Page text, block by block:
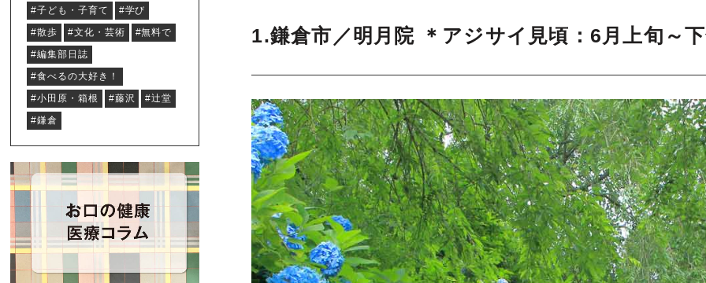
#子ども・子育て
#学び
#散歩
#文化・芸術
#無料で
#編集部日誌
#食べるの大好き！
#小田原・箱根
#藤沢
#辻堂
#鎌倉
1.鎌倉市／明月院 ＊アジサイ見頃：6月上旬～